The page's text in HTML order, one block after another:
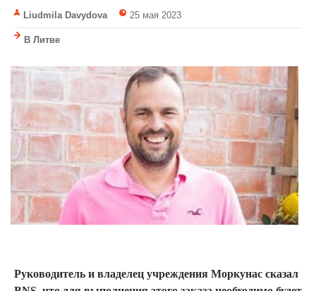
Liudmila Davydova 25 мая 2023
В Литве
Руководитель и владелец учреждения Моркунас сказал